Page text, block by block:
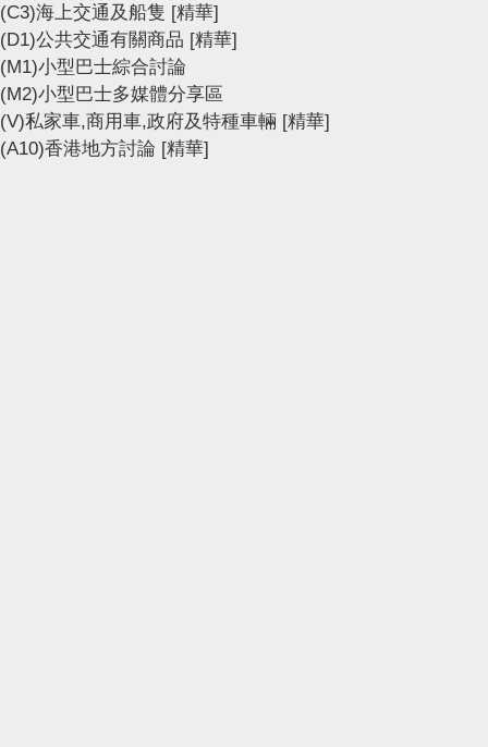
(C3)海上交通及船隻 [精華]
(D1)公共交通有關商品 [精華]
(M1)小型巴士綜合討論
(M2)小型巴士多媒體分享區
(V)私家車,商用車,政府及特種車輛 [精華]
(A10)香港地方討論 [精華]